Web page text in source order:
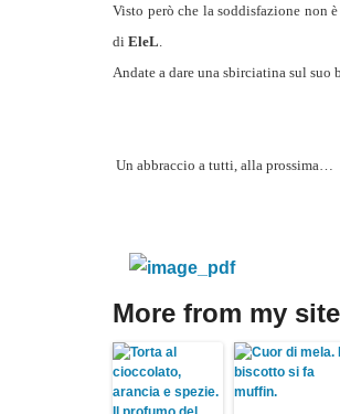
Visto però che la soddisfazione non
di EleL.
Andate a dare una sbirciatina sul
Un abbraccio a tutti, alla prossima…
More from my site